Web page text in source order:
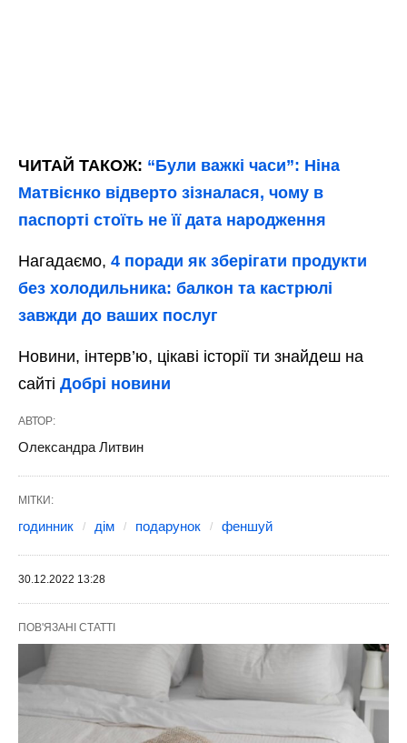
ЧИТАЙ ТАКОЖ: “Були важкі часи”: Ніна
Матвієнко відверто зізналася, чому в
паспорті стоїть не її дата народження
Нагадаємо, 4 поради як зберігати продукти
без холодильника: балкон та кастрюлі
завжди до ваших послуг
Новини, інтерв’ю, цікаві історії ти знайдеш на
сайті Добрі новини
АВТОР:
Олександра Литвин
МІТКИ:
годинник дім подарунок феншуй
30.12.2022 13:28
ПОВ'ЯЗАНІ СТАТТІ